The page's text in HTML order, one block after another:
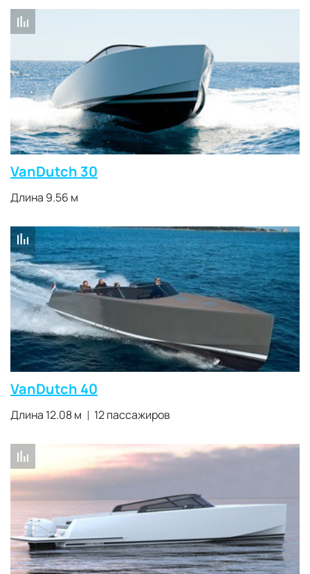
VanDutch 30
Длина 9.56 м
VanDutch 40
Длина 12.08 м 12 пассажиров